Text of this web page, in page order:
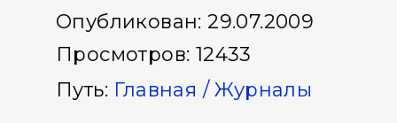
Опубликован: 29.07.2009
Просмотров: 12433
Путь: Главная /Журналы